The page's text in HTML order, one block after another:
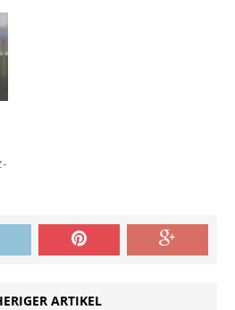
Dresdnerin
unterbinden…
ARTIKEL